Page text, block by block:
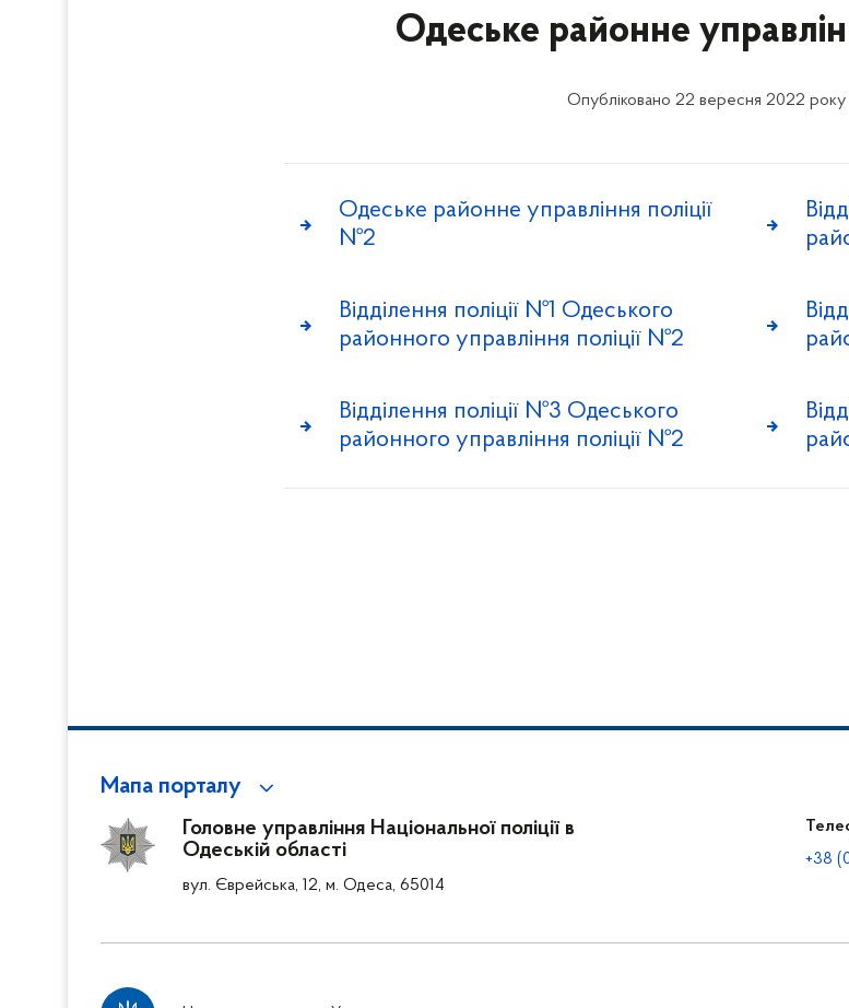
Одеське районне
Опубліковано 22 вересня 2022 року
Одеське районне управління поліції
№2
Відділення поліції №1 Одеського
районного управління поліції №2
Відділення поліції №3 Одеського
районного управління поліції №2
Мапа порталу
Головне управління Національної поліції в
Одеській області
вул. Єврейська, 12, м. Одеса, 65014
+38